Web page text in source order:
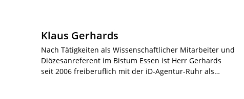
Klaus Gerhards
Nach Tätigkeiten als Wissenschaftlicher Mitarbeiter und
Diözesanreferent im Bistum Essen ist Herr Gerhards
seit 2006 freiberuflich mit der iD-Agentur-Ruhr als…